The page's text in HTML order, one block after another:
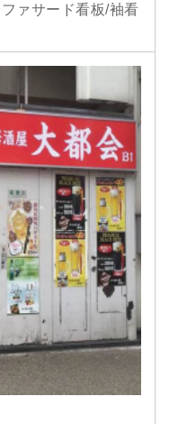
ァサード看板/袖看